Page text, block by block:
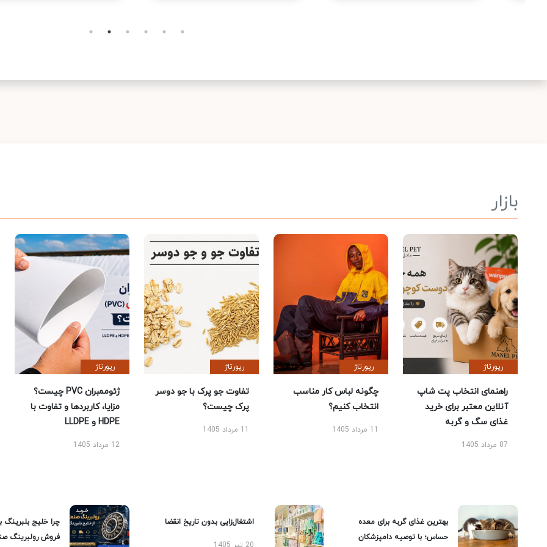
بازار
رپورتاژ
راهنمای انتخاب پت شاپ
آنلاین معتبر برای خرید
غذای سگ و گربه
07 مرداد 1405
رپورتاژ
چگونه لباس کار مناسب
انتخاب کنیم؟
11 مرداد 1405
رپورتاژ
تفاوت جو پرک با جو دوسر
پرک چیست؟
11 مرداد 1405
رپورتاژ
ژئوممبران PVC چیست؟
مزایا، کاربردها و تفاوت با
HDPE و LLDPE
12 مرداد 1405
بهترین غذای گربه برای معده
حساس؛ با توصیه دامپزشکان
اشتغال‌زایی بدون تاریخ انقضا
چرا خلیج بلبرینگ
فروش رولبرینگ